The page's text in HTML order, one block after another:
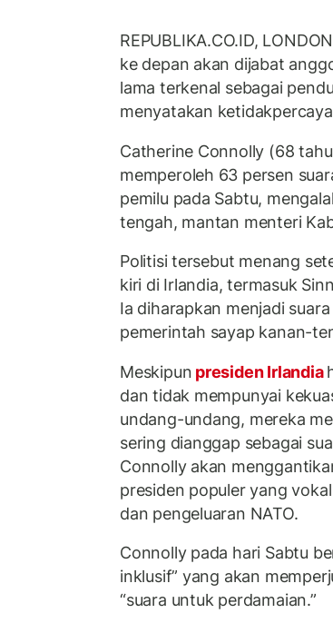
REPUBLIKA.CO.ID,
ke depan akan dijabat
lama terkenal sebagai
menyatakan
Catherine Connolly (68
memperoleh 63 persen
pemilu pada Sabtu,
tengah, mantan menteri
Politisi tersebut menang
kiri di Irlandia, termasuk
Ia diharapkan menjadi
pemerintah sayap kanan-
Meskipun presiden Irlandia
dan tidak mempunyai
undang-undang, mereka
sering dianggap sebagai
Connolly akan
presiden populer yang
dan pengeluaran NATO.
Connolly pada hari Sabtu
inklusif” yang akan
“suara untuk perdamaian.”